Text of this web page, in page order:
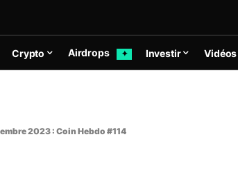
Crypto Airdrops ✦ Investir Vidéos
2023 : Coin Hebdo #114